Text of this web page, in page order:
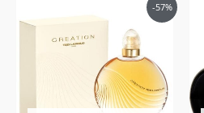
-57%
original
$315,000.
precio
es:
$134,900.